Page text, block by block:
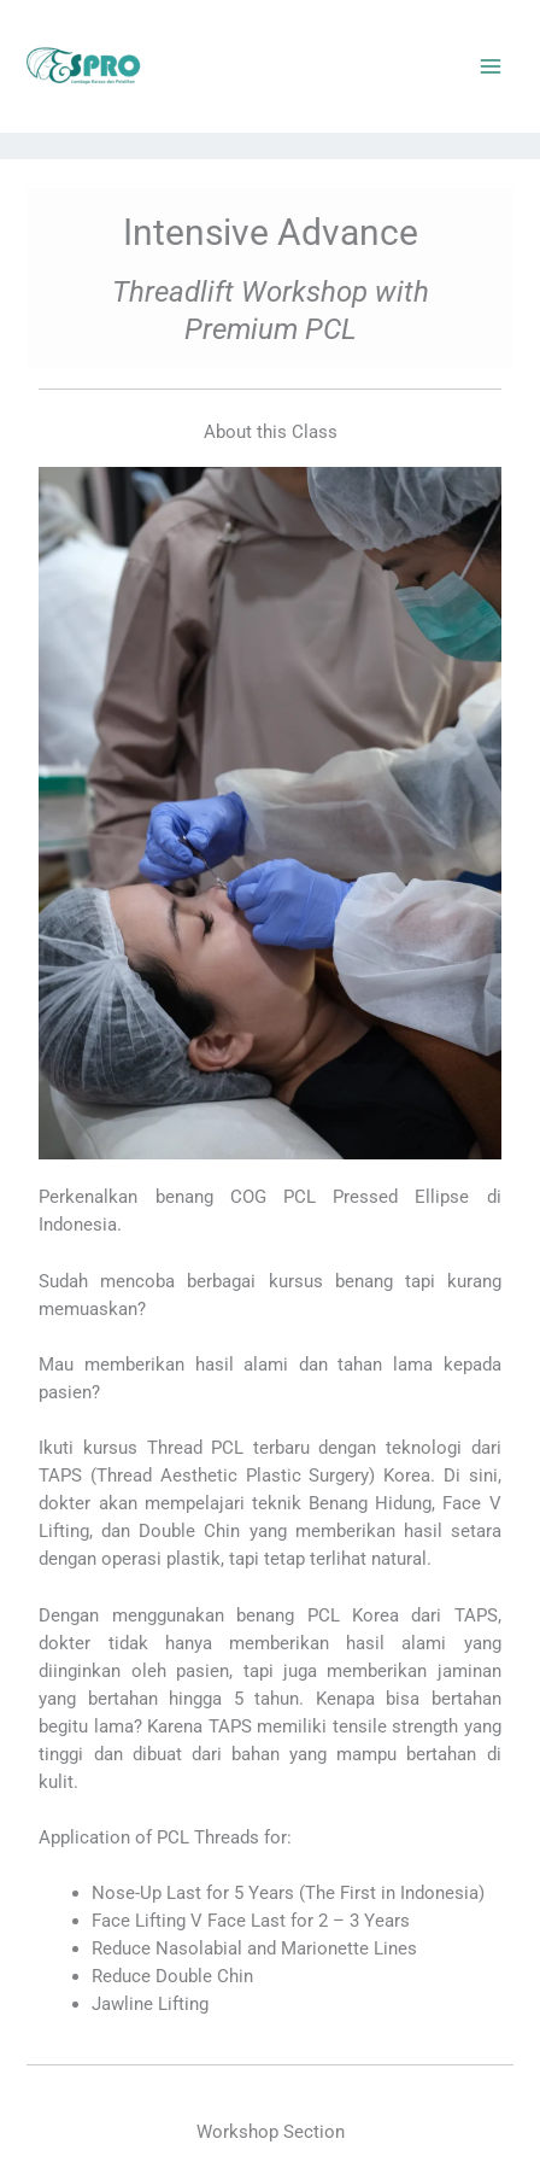
content
Intensive Advance
Threadlift Workshop with
Premium PCL
About this Class
Perkenalkan benang COG PCL Pressed Ellipse di
Indonesia.
Sudah mencoba berbagai kursus benang tapi kurang
memuaskan?
Mau memberikan hasil alami dan tahan lama kepada
pasien?
Ikuti kursus Thread PCL terbaru dengan teknologi dari
TAPS (Thread Aesthetic Plastic Surgery) Korea. Di sini,
dokter akan mempelajari teknik Benang Hidung, Face V
Lifting, dan Double Chin yang memberikan hasil setara
dengan operasi plastik, tapi tetap terlihat natural.
Dengan menggunakan benang PCL Korea dari TAPS,
dokter tidak hanya memberikan hasil alami yang
diinginkan oleh pasien, tapi juga memberikan jaminan
yang bertahan hingga 5 tahun. Kenapa bisa bertahan
begitu lama? Karena TAPS memiliki tensile strength yang
tinggi dan dibuat dari bahan yang mampu bertahan di
kulit.
Application of PCL Threads for:
Nose-Up Last for 5 Years (The First in Indonesia)
Face Lifting V Face Last for 2 – 3 Years
Reduce Nasolabial and Marionette Lines
Reduce Double Chin
Jawline Lifting
Workshop Section